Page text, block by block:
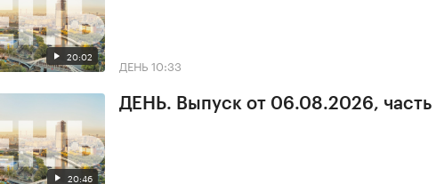
20:02 ДЕНЬ 10:33
20:46
ДЕНЬ. Выпуск от 06.08.2026, часть